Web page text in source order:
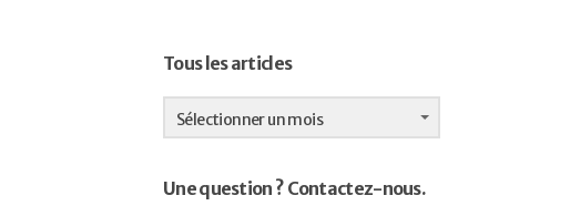
Tous les articles
Tous
les
articles
Sélectionner un mois
Une question ? Contactez-nous.